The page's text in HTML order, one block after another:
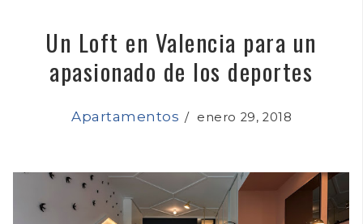
Un Loft en Valencia para un
apasionado de los deportes
Apartamentos /enero 29, 2018